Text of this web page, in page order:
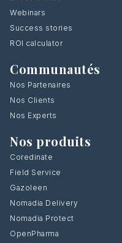
Webinars
Success stories
ROI calculator
Communautés
Nos Partenaires
Nos Clients
Nos Experts
Nos produits
Coredinate
Field Service
Gazoleen
Nomadia Delivery
Nomadia Protect
OpenPharma